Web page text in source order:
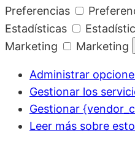
Preferencias
Estadísticas
Marketing
Marketing
Administrar
Gestionar los
Gestionar
Leer más sobre